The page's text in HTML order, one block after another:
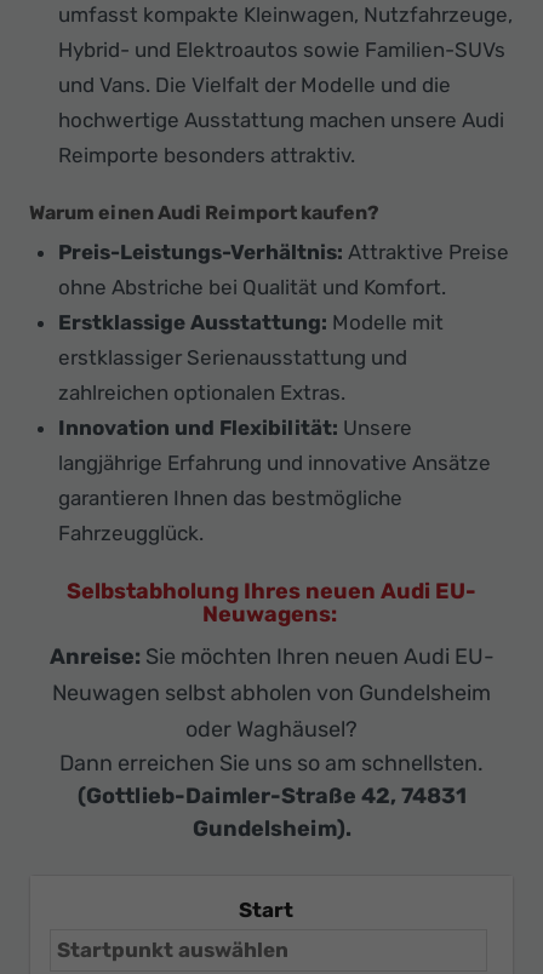
umfasst kompakte Kleinwagen, Nutzfahrzeuge,
Hybrid- und Elektroautos sowie Familien-SUVs
und Vans. Die Vielfalt der Modelle und die
hochwertige Ausstattung machen unsere Audi
Reimporte besonders attraktiv.
Warum einen Audi Reimport kaufen?
Preis-Leistungs-Verhältnis: Attraktive Preise
ohne Abstriche bei Qualität und Komfort.
Erstklassige Ausstattung: Modelle mit
erstklassiger Serienausstattung und
zahlreichen optionalen Extras.
Innovation und Flexibilität: Unsere
langjährige Erfahrung und innovative Ansätze
garantieren Ihnen das bestmögliche
Fahrzeugglück.
Selbstabholung Ihres neuen Audi EU-
Neuwagens:
Anreise: Sie möchten Ihren neuen Audi EU-
Neuwagen selbst abholen von Gundelsheim
oder Waghäusel?
Dann erreichen Sie uns so am schnellsten.
(Gottlieb-Daimler-Straße 42, 74831
Gundelsheim).
Start